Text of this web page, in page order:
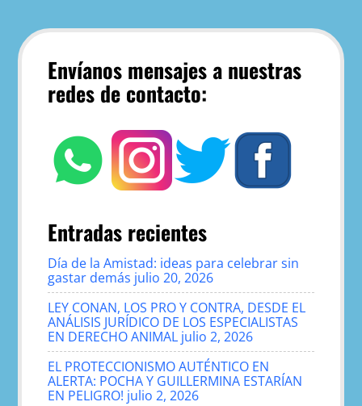
Envíanos mensajes a nuestras
redes de contacto:
Entradas recientes
Día de la Amistad: ideas para celebrar sin
gastar demás julio 20, 2026
LEY CONAN, LOS PRO Y CONTRA, DESDE EL
ANÁLISIS JURÍDICO DE LOS ESPECIALISTAS
EN DERECHO ANIMAL julio 2, 2026
EL PROTECCIONISMO AUTÉNTICO EN
ALERTA: POCHA Y GUILLERMINA ESTARÍAN
EN PELIGRO! julio 2, 2026